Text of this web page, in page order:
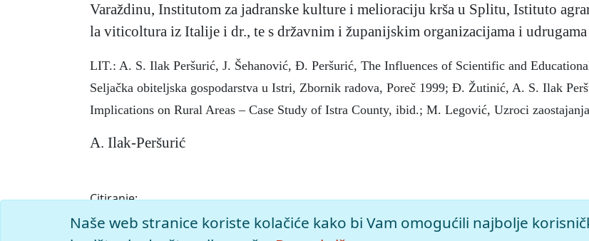
Varaždinu, Institutom za jadranske kulture i melioraciju krša u Splitu, Istituto
la viticoltura iz Italije i dr., te s državnim i županijskim organizacijama i
LIT.: A. S. Ilak Peršurić, J. Šehanović, Đ. Peršurić, The Influences of Scientific and
Seljačka obiteljska gospodarstva u Istri, Zbornik radova, Poreč 1999; Đ. Žutinić, A. S. Ilak
Implications on Rural Areas – Case Study of Istra County, ibid.; M. Legović, Uzroci
A. Ilak-Peršurić
Citiranje:
Institut za poljoprivredu i turizam Poreč.
Istarska enciklopedija (2005), mrežno izdanje.
7.8.2026. <https://istra.lzmk.hr/clanak/institut-za-poljoprivredu-i-turizam-porec>.
Naše web stranice koriste kolačiće kako bi Vam omogućili najbolje